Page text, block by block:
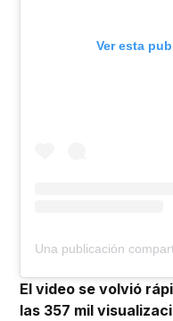
Ver esta
El video se volvió
las 357 mil